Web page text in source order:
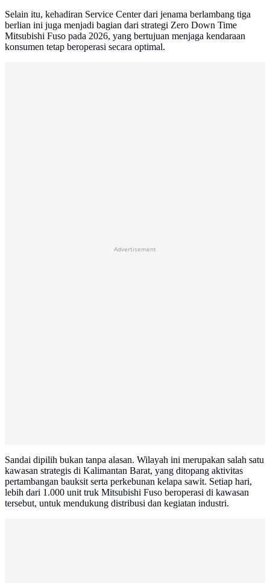
Selain itu, kehadiran Service Center dari jenama berlambang tiga
berlian ini juga menjadi bagian dari strategi Zero Down Time
Mitsubishi Fuso pada 2026, yang bertujuan menjaga kendaraan
konsumen tetap beroperasi secara optimal.
Advertisement
Sandai dipilih bukan tanpa alasan. Wilayah ini merupakan salah satu
kawasan strategis di Kalimantan Barat, yang ditopang aktivitas
pertambangan bauksit serta perkebunan kelapa sawit. Setiap hari,
lebih dari 1.000 unit truk Mitsubishi Fuso beroperasi di kawasan
tersebut, untuk mendukung distribusi dan kegiatan industri.